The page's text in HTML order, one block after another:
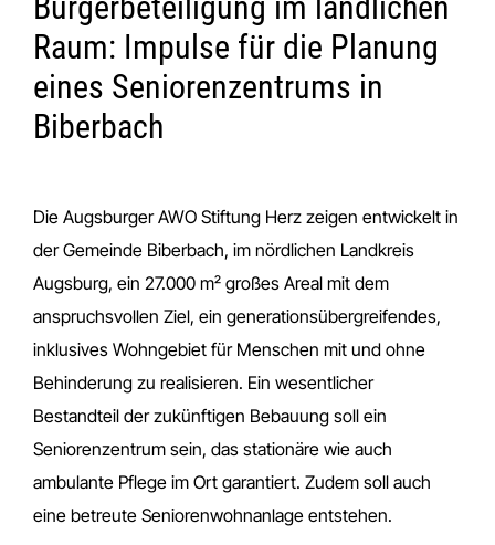
Raum: Impulse für die Planung
eines Seniorenzentrums in
Biberbach
Die Augsburger AWO Stiftung Herz zeigen entwickelt in
der Gemeinde Biberbach, im nördlichen Landkreis
Augsburg, ein 27.000 m² großes Areal mit dem
anspruchsvollen Ziel, ein generationsübergreifendes,
inklusives Wohngebiet für Menschen mit und ohne
Behinderung zu realisieren. Ein wesentlicher
Bestandteil der zukünftigen Bebauung soll ein
Seniorenzentrum sein, das stationäre wie auch
ambulante Pflege im Ort garantiert. Zudem soll auch
eine betreute Seniorenwohnanlage entstehen.